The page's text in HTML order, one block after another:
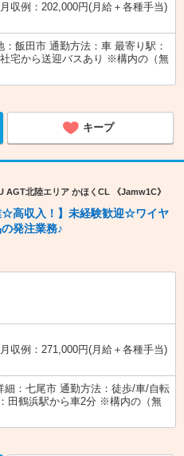
収例：202,000円(月給＋各種手当)
飯田市 通勤方法：車 最寄り駅：
宅から送迎バスあり ※構内の（無
キープ
AGT北陸エリア かほくCL 《Jamw1C》
☆高収入！】未経験歓迎☆ワイヤ
発注業務♪
収例：271,000円(月給＋各種手当)
細：七尾市 通勤方法：徒歩/車/自転
田鶴浜駅から車2分 ※構内の（無